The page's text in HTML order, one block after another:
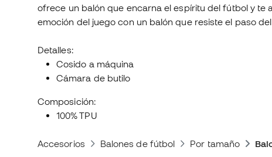
ofrece un balón que encarna el espíritu del fútbol y te
emoción del juego con un balón que resiste el paso
Detalles:
Cosido a máquina
Cámara de butilo
Composición:
100% TPU
Accesorios Balones de fútbol Por tamaño